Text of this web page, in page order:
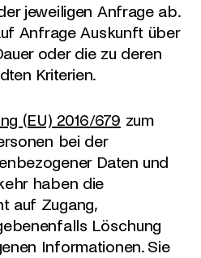
jeweiligen Anfrage ab.
Anfrage Auskunft über
oder die zu deren
Kriterien.
(EU) 2016/679 zum
bei der
Daten und
haben die
auf Zugang,
Löschung
Informationen. Sie